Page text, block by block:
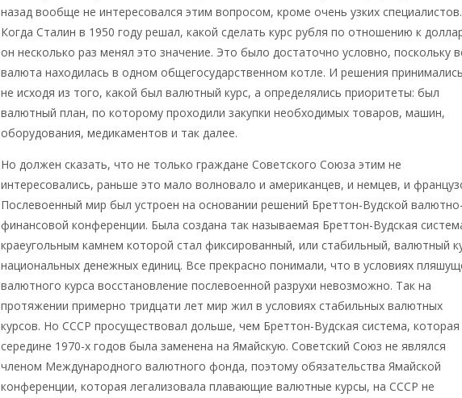
назад вообще не интересовался этим вопросом, кроме очень узких специалистов.
Когда Сталин в 1950 году решал, какой сделать курс рубля по отношению к
он несколько раз менял это значение. Это было достаточно условно, поскольку
валюта находилась в одном общегосударственном котле. И решения
не исходя из того, какой был валютный курс, а определялись приоритеты: был
валютный план, по которому проходили закупки необходимых товаров, машин,
оборудования, медикаментов и так далее.
Но должен сказать, что не только граждане Советского Союза этим не
интересовались, раньше это мало волновало и американцев, и немцев, и
Послевоенный мир был устроен на основании решений Бреттон-Вудской валютно-
финансовой конференции. Была создана так называемая Бреттон-Вудская
краеугольным камнем которой стал фиксированный, или стабильный, валютный
национальных денежных единиц. Все прекрасно понимали, что в условиях
валютного курса восстановление послевоенной разрухи невозможно. Так на
протяжении примерно тридцати лет мир жил в условиях стабильных валютных
курсов. Но СССР просуществовал дольше, чем Бреттон-Вудская система, которая
середине 1970-х годов была заменена на Ямайскую. Советский Союз не являлся
членом Международного валютного фонда, поэтому обязательства Ямайской
конференции, которая легализовала плавающие валютные курсы, на СССР не